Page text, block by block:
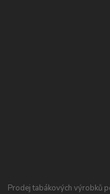
Prodej tabákových výrobků